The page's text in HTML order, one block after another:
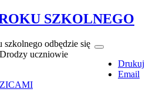
SZKOLNEGO
Drukuj
Email
szkolnego odbędzie się
uczniowie